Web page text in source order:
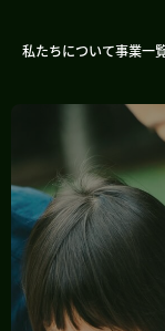
私たちについて事業一